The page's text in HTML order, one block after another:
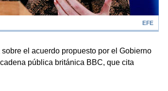
EFE
el acuerdo propuesto por el Gobierno
pública británica BBC, que cita